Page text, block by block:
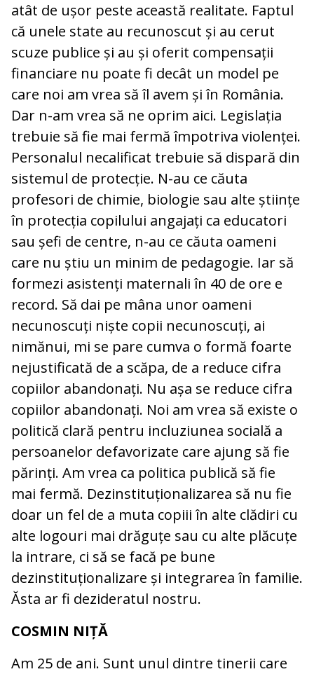
atât de ușor peste această realitate. Faptul
că unele state au recunoscut și au cerut
scuze publice și au și oferit compensații
financiare nu poate fi decât un model pe
care noi am vrea să îl avem și în România.
Dar n-am vrea să ne oprim aici. Legislația
trebuie să fie mai fermă împotriva violenței.
Personalul necalificat trebuie să dispară din
sistemul de protecție. N-au ce căuta
profesori de chimie, biologie sau alte științe
în protecția copilului angajați ca educatori
sau șefi de centre, n-au ce căuta oameni
care nu știu un minim de pedagogie. Iar să
formezi asistenți maternali în 40 de ore e
record. Să dai pe mâna unor oameni
necunoscuți niște copii necunoscuți, ai
nimănui, mi se pare cumva o formă foarte
nejustificată de a scăpa, de a reduce cifra
copiilor abandonați. Nu așa se reduce cifra
copiilor abandonați. Noi am vrea să existe o
politică clară pentru incluziunea socială a
persoanelor defavorizate care ajung să fie
părinți. Am vrea ca politica publică să fie
mai fermă. Dezinstituționalizarea să nu fie
doar un fel de a muta copiii în alte clădiri cu
alte logouri mai drăguțe sau cu alte plăcuțe
la intrare, ci să se facă pe bune
dezinstituționalizare și integrarea în familie.
Ăsta ar fi dezideratul nostru.
COSMIN NIȚĂ
Am 25 de ani. Sunt unul dintre tinerii care